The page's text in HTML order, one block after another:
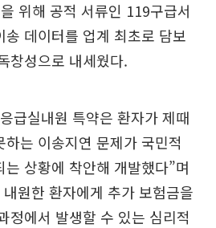
위해 공적 서류인 119구급서
송 데이터를 업계 최초로 담보
창성으로 내세웠다.
급실내원 특약은 환자가 제때
는 이송지연 문제가 국민적
상황에 착안해 개발했다”며
원한 환자에게 추가 보험금을
정에서 발생할 수 있는 심리적